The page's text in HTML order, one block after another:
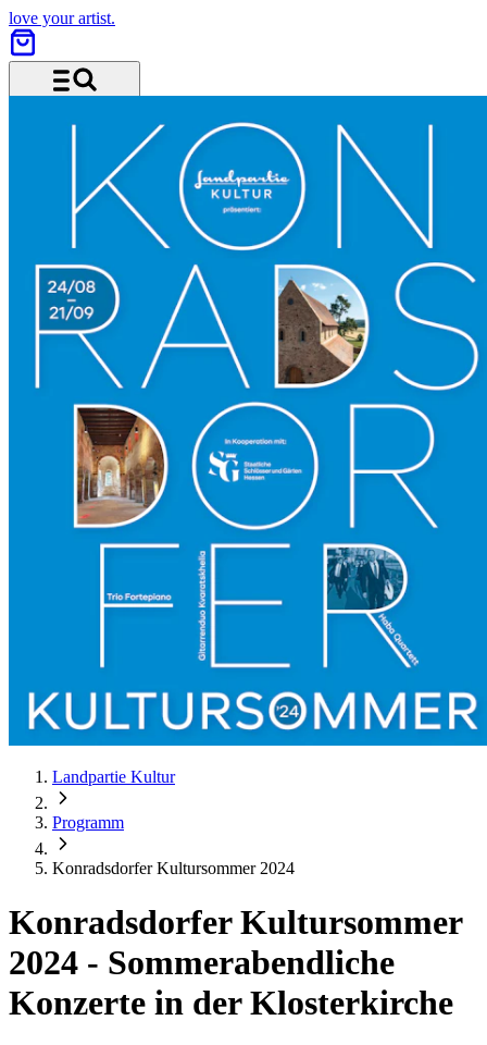
love your artist.
Landpartie Kultur
Programm
Konradsdorfer Kultursommer 2024
Konradsdorfer Kultursommer
2024 - Sommerabendliche
Konzerte in der Klosterkirche